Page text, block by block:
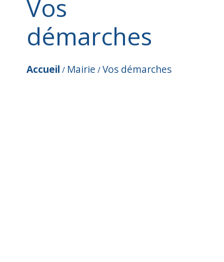
Vos
démarches
Accueil / Mairie /Vos démarches